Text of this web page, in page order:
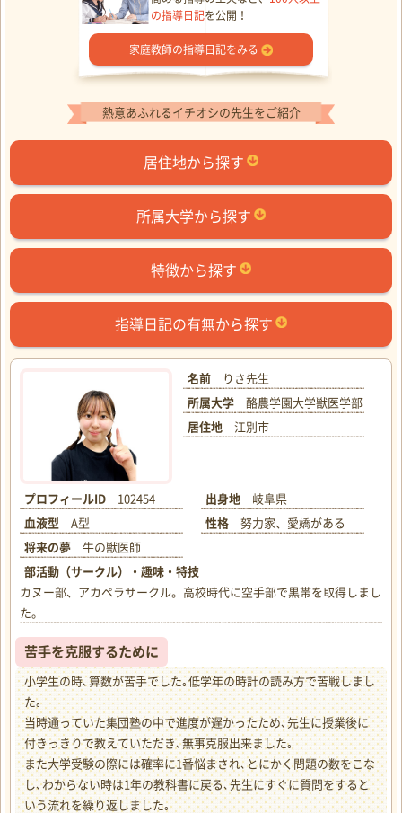
の指導日記を公開！
家庭教師の指導日記をみる
熱意あふれるイチオシの先生をご紹介
居住地から探す
所属大学から探す
特徴から探す
指導日記の有無から探す
名前 りさ先生
所属大学 酪農学園大学獣医学部
居住地 江別市
プロフィールID 102454 出身地 岐阜県
血液型 A型 性格 努力家、愛嬌がある
将来の夢 牛の獣医師
部活動（サークル）・趣味・特技
カヌー部、アカペラサークル。高校時代に空手部で黒帯を取得しまし
た。
苦手を克服するために
小学生の時､算数が苦手でした｡低学年の時計の読み方で苦戦しまし
た｡
当時通っていた集団塾の中で進度が遅かったため､先生に授業後に
付きっきりで教えていただき､無事克服出来ました｡
また大学受験の際には確率に1番悩まされ､とにかく問題の数をこな
し､わからない時は1年の教科書に戻る､先生にすぐに質問をすると
いう流れを繰り返しました｡